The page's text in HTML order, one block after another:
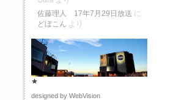
佐藤理人 17年7月29日放送 に
どぼこん より
★
designed by WebVision